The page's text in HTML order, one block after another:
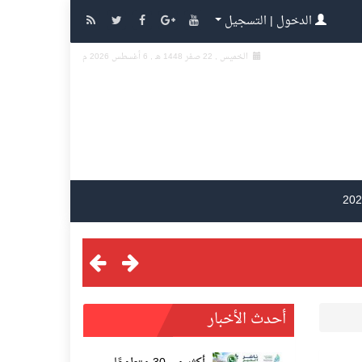
الدخول | التسجيل
الخميس , 22 صفر 1448 هـ , 6 أغسطس 2026 م
أحدث الأخبار